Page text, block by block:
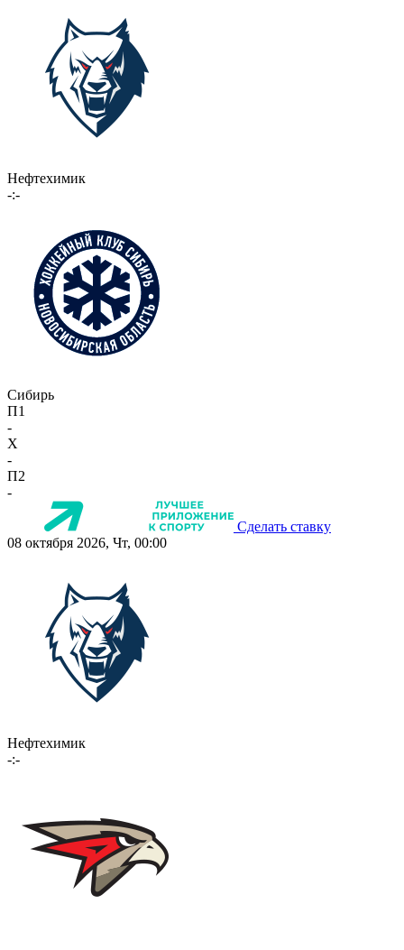
Нефтехимик
-:-
Сибирь
П1
-
X
-
П2
-
Сделать ставку
08 октября 2026, Чт, 00:00
Нефтехимик
-:-